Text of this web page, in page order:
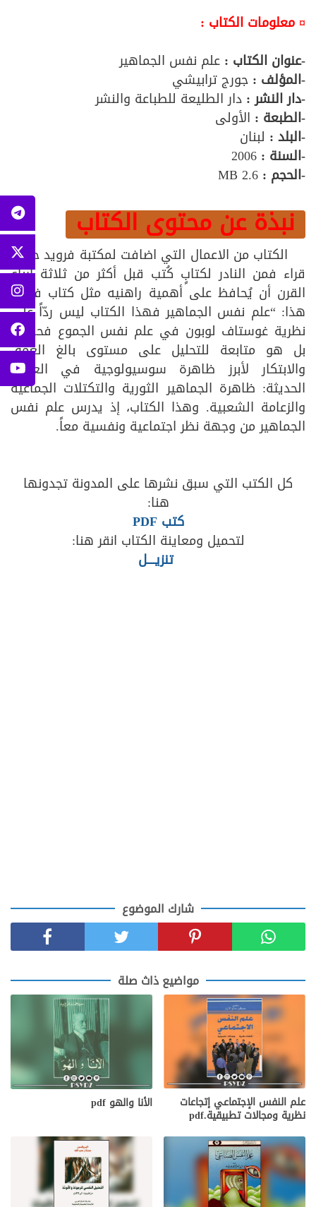
¤ معلومات الكتاب :
-عنوان الكتاب : علم نفس الجماهير
-المؤلف : جورج ترابيشي
-دار النشر : دار الطليعة للطباعة والنشر
-الطبعة : الأولى
-البلد : لبنان
-السنة :
-الحجم :
نبذة عن محتوى الكتاب
الكتاب من الاعمال التي اضافت لمكتبة فرويد حذمة
قراء فمن النادر لكتابٍ كُتب قبل أكثر من ثلاثة أرباع
القرن أن يُحافظ على أهمية راهنيه مثل كتاب فرويد
هذا: “علم نفس الجماهير فهذا الكتاب ليس ردّاً على
نظرية غوستاف لوبون في علم نفس الجموع فحسب،
بل هو متابعة للتحليل على مستوى بالغ العُمق
والابتكار لأبرز ظاهرة سوسيولوجية في العصور
الحديثة: ظاهرة الجماهير الثورية والتكتلات الجماعية
والزعامة الشعبية. وهذا الكتاب، إذ يدرس علم نفس
الجماهير من وجهة نظر اجتماعية ونفسية معاً.
كل الكتب التي سبق نشرها على المدونة تجدونها
هنا:
كتب PDF
لتحميل ومعاينة الكتاب انقر هنا:
تنزيــــل
شارك الموضوع
مواضيع ذاث صلة
علم النفس الإجتماعي إتجاعات
نظرية ومجالات تطبيقية.pdf
الأنا والهو pdf